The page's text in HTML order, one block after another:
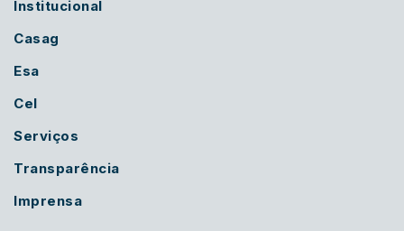
Institucional
Casag
Esa
Cel
Serviços
Transparência
Imprensa